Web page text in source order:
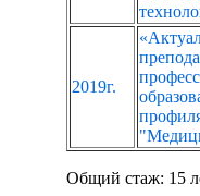
2019г.
Общий стаж: 15